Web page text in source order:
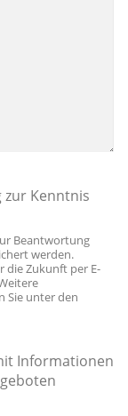
zur Kenntnis
Beantwortung
werden.
die Zukunft per E-
Sie unter den
Informationen